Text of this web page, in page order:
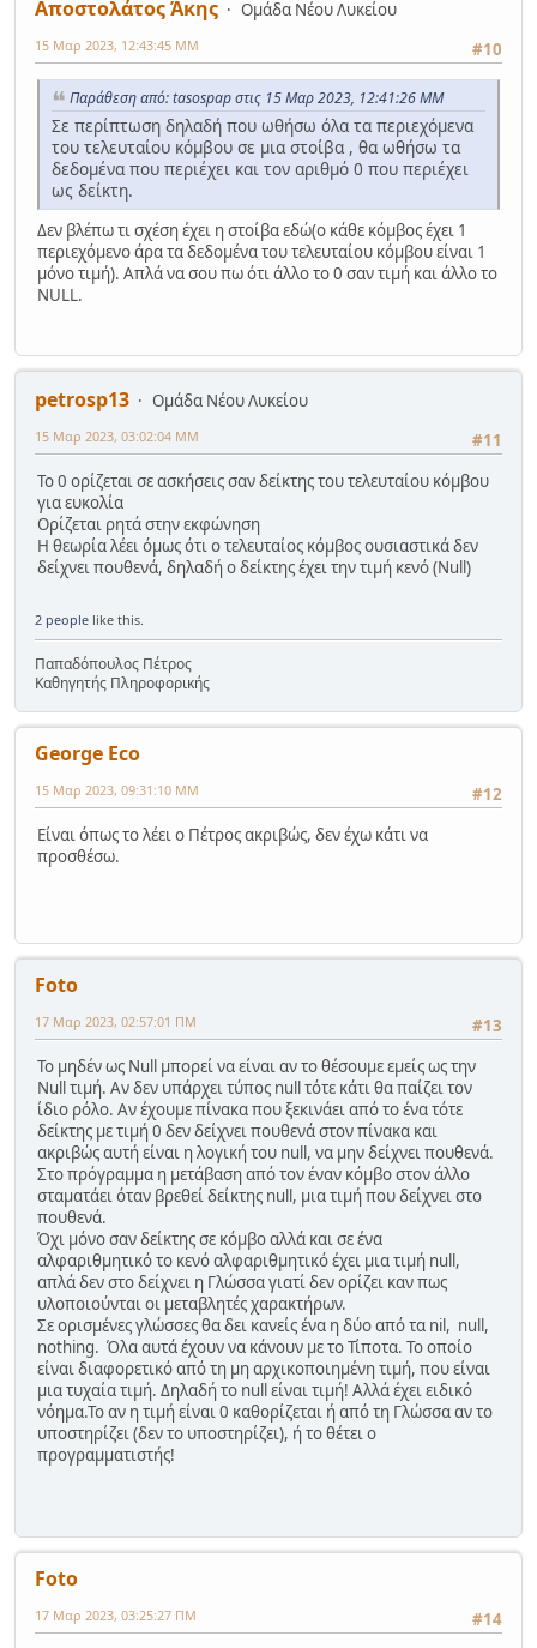
Αποστολάτος Άκης
Ομάδα Νέου Λυκείου
#10
15 Μαρ 2023, 12:43:45 ΜΜ
Παράθεση από: tasospap στις 15 Μαρ 2023, 12:41:26 ΜΜ
Σε περίπτωση δηλαδή που ωθήσω όλα τα περιεχόμενα
του τελευταίου κόμβου σε μια στοίβα , θα ωθήσω τα
δεδομένα που περιέχει και τον αριθμό 0 που περιέχει
ως δείκτη.
Δεν βλέπω τι σχέση έχει η στοίβα εδώ(ο κάθε κόμβος έχει 1
περιεχόμενο άρα τα δεδομένα του τελευταίου κόμβου είναι 1
μόνο τιμή). Απλά να σου πω ότι άλλο το 0 σαν τιμή και άλλο το
NULL.
petrosp13
Ομάδα Νέου Λυκείου
#11
15 Μαρ 2023, 03:02:04 ΜΜ
Το 0 ορίζεται σε ασκήσεις σαν δείκτης του τελευταίου κόμβου
για ευκολία
Ορίζεται ρητά στην εκφώνηση
Η θεωρία λέει όμως ότι ο τελευταίος κόμβος ουσιαστικά δεν
δείχνει πουθενά, δηλαδή ο δείκτης έχει την τιμή κενό (Null)
2 people like this.
Παπαδόπουλος Πέτρος
Καθηγητής Πληροφορικής
George Eco
#12
15 Μαρ 2023, 09:31:10 ΜΜ
Είναι όπως το λέει ο Πέτρος ακριβώς, δεν έχω κάτι να
προσθέσω.
Foto
#13
17 Μαρ 2023, 02:57:01 ΠΜ
Το μηδέν ως Null μπορεί να είναι αν το θέσουμε εμείς ως την
Null τιμή. Αν δεν υπάρχει τύπος null τότε κάτι θα παίζει τον
ίδιο ρόλο. Αν έχουμε πίνακα που ξεκινάει από το ένα τότε
δείκτης με τιμή 0 δεν δείχνει πουθενά στον πίνακα και
ακριβώς αυτή είναι η λογική του null, να μην δείχνει πουθενά.
Στο πρόγραμμα η μετάβαση από τον έναν κόμβο στον άλλο
σταματάει όταν βρεθεί δείκτης null, μια τιμή που δείχνει στο
πουθενά.
Όχι μόνο σαν δείκτης σε κόμβο αλλά και σε ένα
αλφαριθμητικό το κενό αλφαριθμητικό έχει μια τιμή null,
απλά δεν στο δείχνει η Γλώσσα γιατί δεν ορίζει καν πως
υλοποιούνται οι μεταβλητές χαρακτήρων.
Σε ορισμένες γλώσσες θα δει κανείς ένα η δύο από τα nil, null,
nothing. Όλα αυτά έχουν να κάνουν με το Τίποτα. Το οποίο
είναι διαφορετικό από τη μη αρχικοποιημένη τιμή, που είναι
μια τυχαία τιμή. Δηλαδή το null είναι τιμή! Αλλά έχει ειδικό
νόημα.Το αν η τιμή είναι 0 καθορίζεται ή από τη Γλώσσα αν το
υποστηρίζει (δεν το υποστηρίζει), ή το θέτει ο
προγραμματιστής!
Foto
#14
17 Μαρ 2023, 03:25:27 ΠΜ